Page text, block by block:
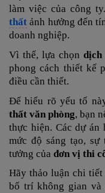
làm việc của công
thất ảnh hưởng đến
doanh nghiệp.
Vì thế, lựa chọn dịch
phong cách thiết kế
điều cần thiết.
Để hiểu rõ yếu tố
thất văn phòng, bạn
thực hiện. Các dự án
mức độ sáng tạo,
tưởng của đơn vị thi
Hãy thảo luận chi tiết
bố trí không gian và